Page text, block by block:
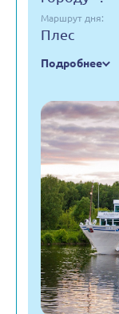
Маршрут дня:
Плес
Подробнее